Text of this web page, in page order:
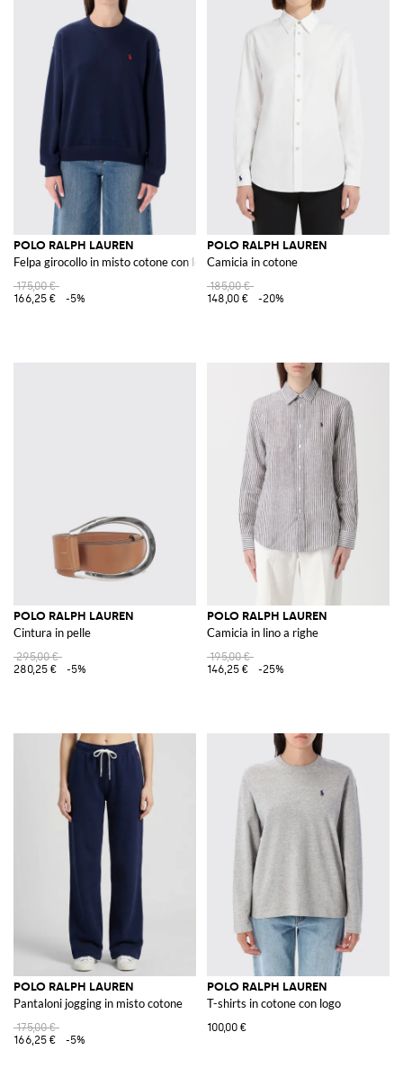
POLO RALPH LAUREN
Felpa girocollo in misto cotone con logo
175,00 €
166,25 €
-5%
POLO RALPH LAUREN
Camicia in cotone
185,00 €
148,00 €
-20%
POLO RALPH LAUREN
Cintura in pelle
295,00 €
280,25 €
-5%
POLO RALPH LAUREN
Camicia in lino a righe
195,00 €
146,25 €
-25%
POLO RALPH LAUREN
Pantaloni jogging in misto cotone
175,00 €
166,25 €
-5%
POLO RALPH LAUREN
T-shirts in cotone con logo
100,00 €